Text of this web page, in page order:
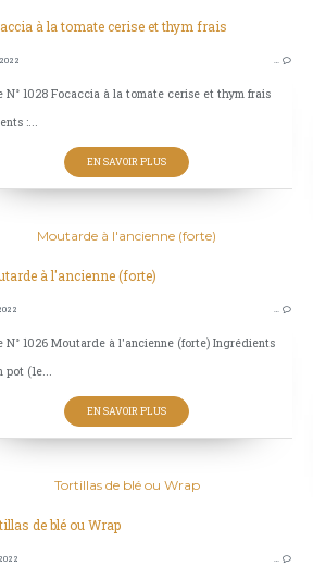
…
N° 1028 Focaccia à la tomate cerise et thym frais
:...
EN SAVOIR PLUS
Moutarde à l'ancienne (forte)
…
N° 1026 Moutarde à l'ancienne (forte) Ingrédients
pot (1e...
EN SAVOIR PLUS
Tortillas de blé ou Wrap
…